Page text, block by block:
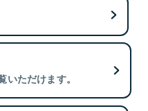
ただけます。